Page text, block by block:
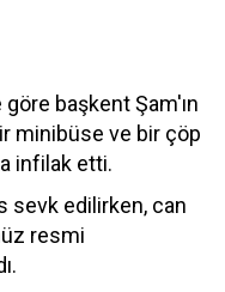
başkent Şam'ın
minibüse ve bir çöp
infilak etti.
sevk edilirken, can
resmi